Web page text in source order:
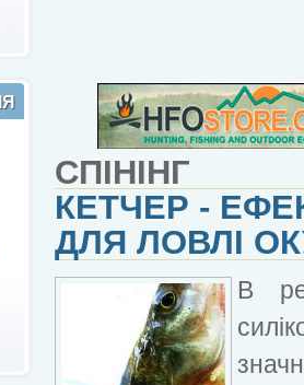
СПІНІНГ
КЕТЧЕР -
ДЛЯ ЛОВЛІ
В